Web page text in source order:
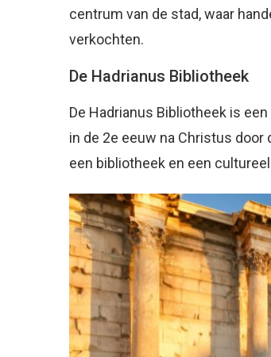
centrum van de stad, waar
verkochten.
De Hadrianus Bibliotheek
De Hadrianus Bibliotheek is
in de 2e eeuw na Christus
een bibliotheek en een